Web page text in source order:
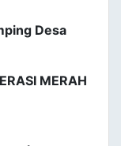
Desa
MERAH